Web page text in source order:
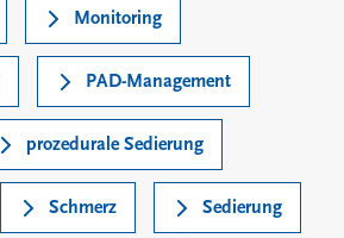
Monitoring
PAD-Management
prozedurale Sedierung
Schmerz Sedierung